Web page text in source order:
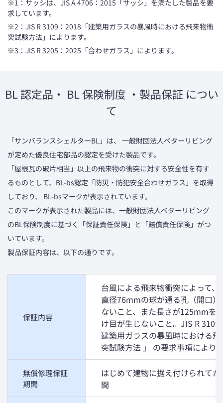
※1：サッシは、JIS A 4706：2015「サッシ」を満たした製品を要
求しています。
※2：JIS R 3109：2018「建築用ガラスの暴風時における飛来物衝
突試験方法」によります。
※3：JIS R 3205：2025「合わせガラス」によります。
BL 認定品・ BL 保険制度 ・製品保証 につい
て
「サンバランスシェルターBL」は、 一般財団法人ベターリビング
が定めた優良住宅部品の認定を受けた製品です。
「屋根瓦の破片相当」以上の飛来物の衝突に対する安全性を有す
るものとして、BL-bs認定「防災・防犯安全合わせガラス」を取得
しており、 BL-bsマークが表示されています。
このマークが表示された製品には、一般財団法人ベターリビング
のBL保険制度に基づく「保証責任保険」と「賠償責任保険」がつ
いています。
製品保証内容は、以下の通りです。
保証内容
台風による飛来物衝突によって、
直径76mmの球が通る孔（開口）
ないこと、また長さが125mmを
け目が生じないこと。JIS R 3109
建築用ガラスの暴風時における飛
突試験方法 」 の要求事項により
無償修理保証
期間
はじめて建物に据え付けられて
間